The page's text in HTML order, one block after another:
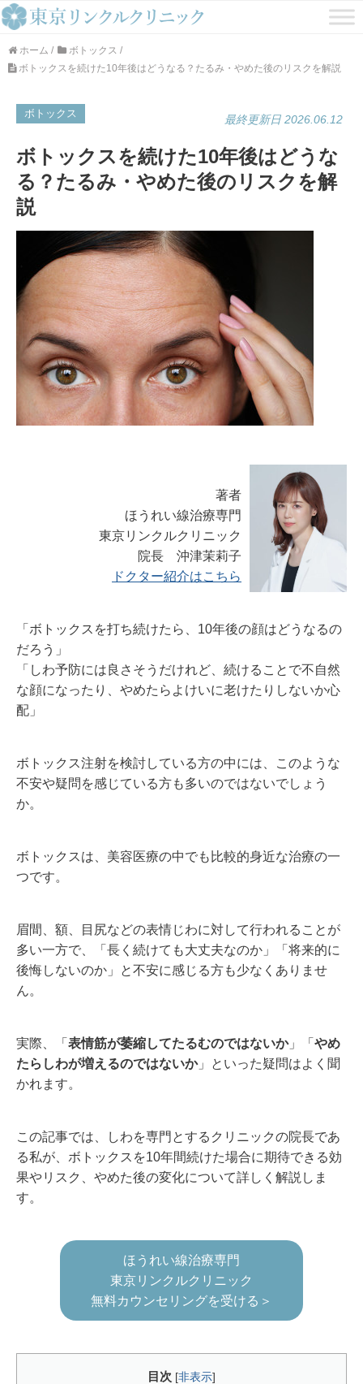
ホーム / ボトックス /
ボトックスを続けた10年後はどうなる？たるみ・やめた後のリスクを解説
ボトックス 最終更新日 2026.06.12
ボトックスを続けた10年後はどうな
る？たるみ・やめた後のリスクを解
説
著者
ほうれい線治療専門
東京リンクルクリニック
院長 沖津茉莉子
ドクター紹介はこちら
「ボトックスを打ち続けたら、10年後の顔はどうなるの
だろう」
「しわ予防には良さそうだけれど、続けることで不自然
な顔になったり、やめたらよけいに老けたりしないか心
配」
ボトックス注射を検討している方の中には、このような
不安や疑問を感じている方も多いのではないでしょう
か。
ボトックスは、美容医療の中でも比較的身近な治療の一
つです。
眉間、額、目尻などの表情じわに対して行われることが
多い一方で、「長く続けても大丈夫なのか」「将来的に
後悔しないのか」と不安に感じる方も少なくありませ
ん。
実際、「 表情筋が萎縮してたるむのではないか」「 やめ
たらしわが増えるのではないか」といった疑問はよく聞
かれます。
この記事では、しわを専門とするクリニックの院長であ
る私が、ボトックスを10年間続けた場合に期待できる効
果やリスク、やめた後の変化について詳しく解説しま
す。
ほうれい線治療専門
東京リンクルクリニック
無料カウンセリングを受ける＞
目次 [非表示]